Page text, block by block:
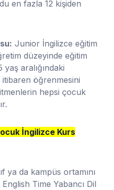
en fazla 12 kişiden
Junior İngilizce eğitim
düzeyinde eğitim
aralığındaki
öğrenmesini
hepsi çocuk
İngilizce Kurs
ya da kampüs ortamını
Time Yabancı Dil